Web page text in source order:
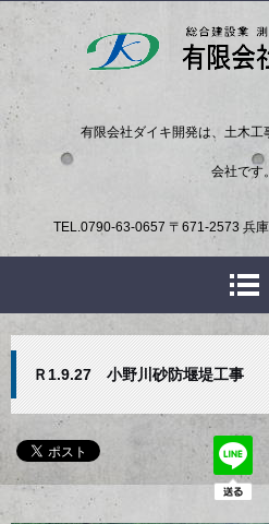
有限会社ダイキ開発は、土木工
会社です。
TEL. 0790-63-0657 〒671-2573 兵
Ｒ1.9.27 小野川砂防堰堤工事